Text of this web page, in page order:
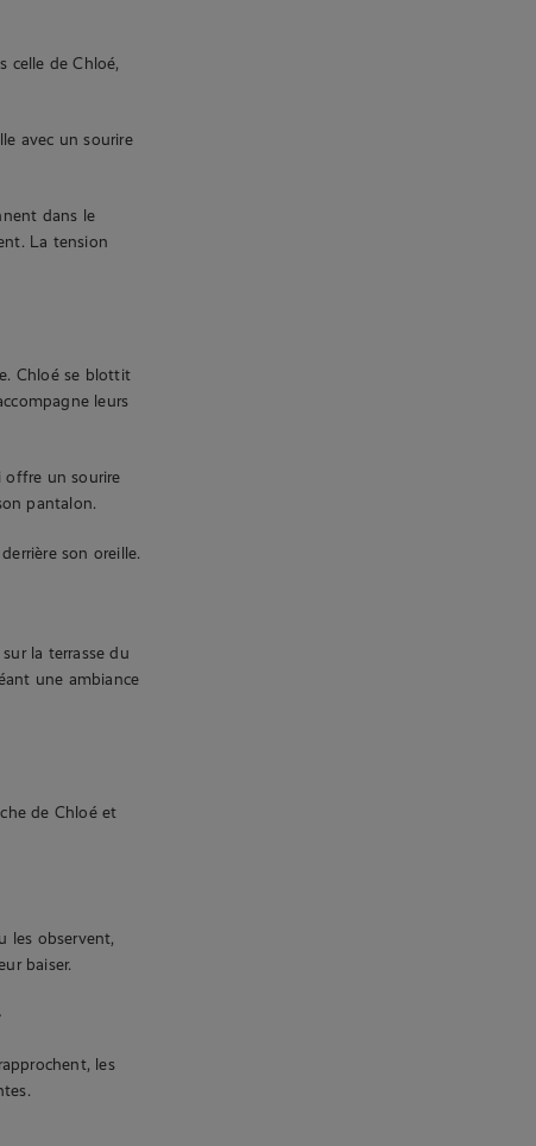
celle de Chloé,
avec un sourire
dans le
La tension
Chloé se blottit
leurs
offre un sourire
pantalon.
son oreille.
la terrasse du
une ambiance
de Chloé et
les observent,
baiser.
les